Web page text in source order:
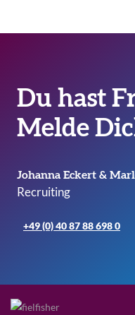
Du hast
Melde
Johanna Eckert &
Recruiting
+49 (0) 40 87 88 698 0